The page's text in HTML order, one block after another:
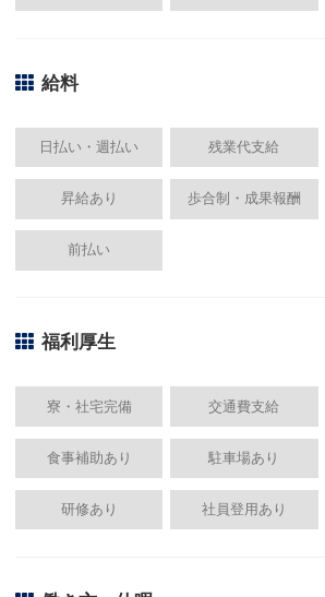
給料
日払い・週払い 残業代支給
昇給あり 歩合制・成果報酬
前払い
福利厚生
寮・社宅完備 交通費支給
食事補助あり 駐車場あり
研修あり 社員登用あり